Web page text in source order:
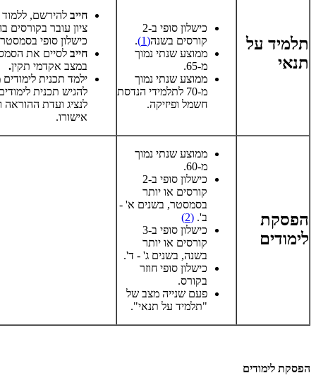
תלמיד על
תנאי
כישלון סופי ב-2
קורסים בשנה(1)
.
ממוצע שנתי נמוך
מ‑65.
ממוצע שנתי נמוך
מ-70 לתלמידי הנדסת
חשמל ופיזיקה.
חייב להירשם,
ציון עובר בקורסים
כישלון סופי
חייב לסיים את
במצב אקדמי תקין.
ילמד תכנית
להגיש תכנית
לנציג ועדת ההוראה
אישורו.
הפסקת
לימודים
ממוצע שנתי נמוך
מ‑60.
כישלון סופי ב-2
קורסים או יותר
בסמסטר, בשנים א' -
ב'. (2)
כישלון סופי ב-3
קורסים או יותר
בשנה, בשנים ג' - ד'.
כישלון סופי חוזר
בקורס.
פעם שנייה מצב של
"תלמיד על תנאי".
הפסקת לימודים